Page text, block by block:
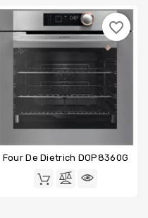
Four De Dietrich DOP8360G
favorite_border